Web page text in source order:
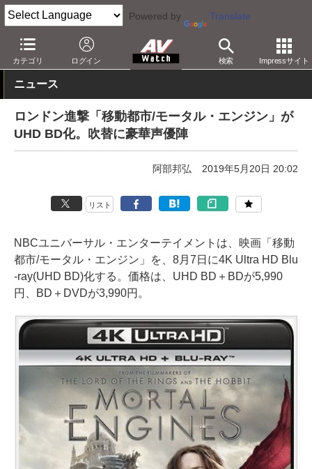
Powered by Translate
カテゴリ ログイン 検索 Impressサイト
AV Watch コンテンツ・サービス BD/DVD
ニュース
ロンドン進撃「移動都市/モータル・エンジン」が
UHD BD化。吹替に豪華声優陣
阿部邦弘 2019年5月20日 20:02
リスト
NBCユニバーサル・エンターテイメントは、映画「移動
都市/モータル・エンジン」を、8月7日に4K Ultra HD Blu
-ray(UHD BD)化する。価格は、UHD BD＋BDが5,990
円、BD＋DVDが3,990円。